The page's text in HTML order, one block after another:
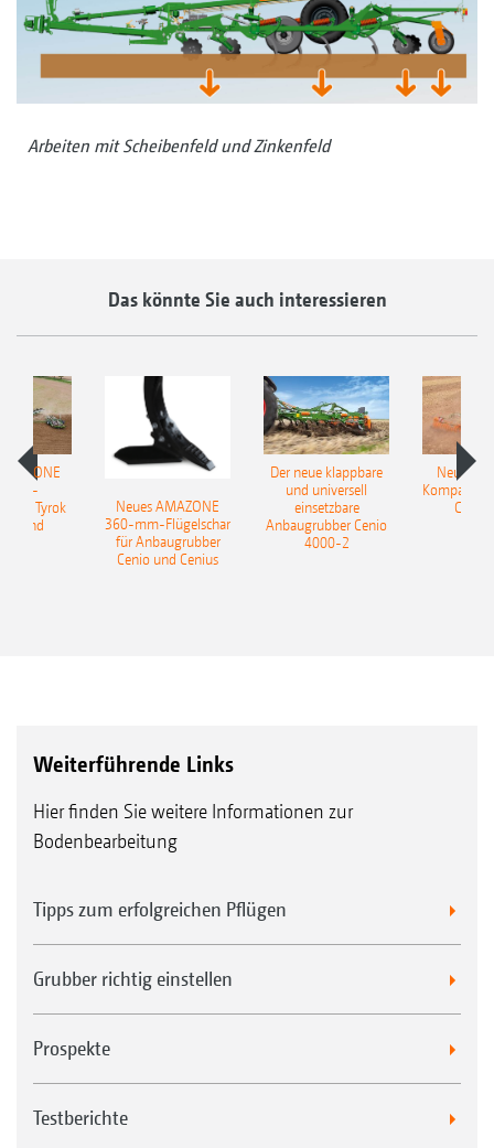
Arbeiten mit Scheibenfeld und Zinkenfeld
Das könnte Sie auch interessieren
Tyrok
Neues AMAZONE
360-mm-Flügelschar
für Anbaugrubber
Cenio und Cenius
Der neue klappbare
und universell
einsetzbare
Anbaugrubber Cenio
4000-2
Neue
Weiterführende Links
Hier finden Sie weitere Informationen zur
Bodenbearbeitung
Tipps zum erfolgreichen Pflügen
Grubber richtig einstellen
Prospekte
Testberichte